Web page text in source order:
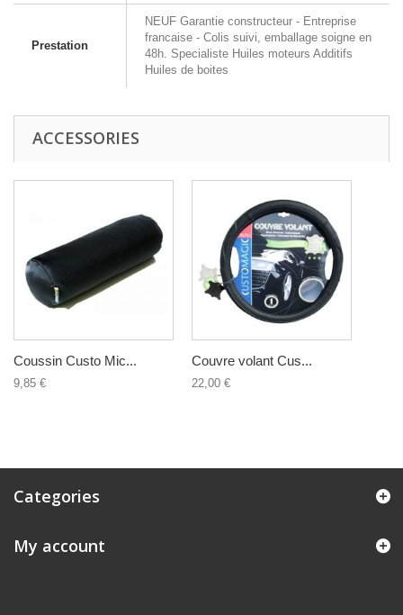
Prestation
NEUF Garantie constructeur - Entreprise
francaise - Colis suivi, emballage soigne en
48h. Specialiste Huiles moteurs Additifs
Huiles de boites
ACCESSORIES
Coussin Custo Mic...
9,85 €
Couvre volant Cus...
22,00 €
Categories
My account